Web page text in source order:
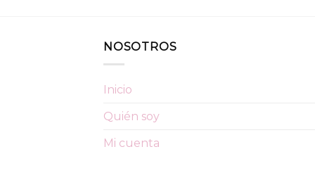
NOSOTROS
Inicio
Quién soy
Mi cuenta